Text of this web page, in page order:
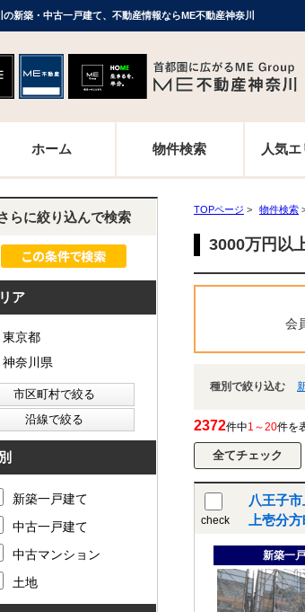
新築・中古一戸建て、不動産情報ならME不動産神奈川
ホーム 物件検索 人気
TOPページ > 物件検索
3000万円以
会
種別で絞り込む
2372件中1～20件を
check
八王子
上壱分
新築一
らに絞り込んで検索
ア
東京都
神奈川県
新築一戸建て
中古一戸建て
中古マンション
土地